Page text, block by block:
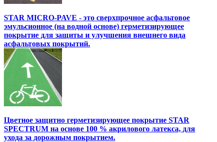
STAR MICRO-PAVE - это сверхпрочное асфальтовое
эмульсионное (на водной основе) герметизирующее
покрытие для защиты и улучшения внешнего вида
асфальтовых покрытий.
Цветное защитно герметизирующее покрытие STAR
SPECTRUM на основе 100 % акрилового латекса, для
ухода за дорожным покрытием.